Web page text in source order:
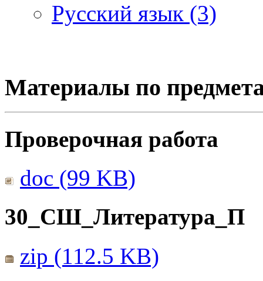
Русский язык (3)
Материалы по
Проверочная работа
doc (99 KB)
30_СШ_Литература_П
zip (112.5 KB)